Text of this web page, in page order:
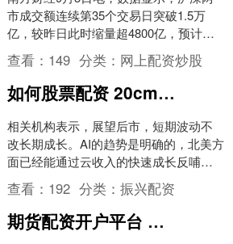
市成交额连续第35个交易日突破1.5万
亿，较昨日此时缩量超4800亿，预计全
天成交金额超2.3万亿。....
查看： 149 分类： 网上配资炒股
如何股票配资 20cm速递丨创业板人工智能ETF（159388）连续5日迎资金净流入超1.3亿元，资金积极把握回调布局机会
相关机构表示，展望后市，短期波动不
改长期成长。AI的趋势是明确的，北美方
面已经能通过云收入的快速成长反哺算
力基建，形成正向循环。国内方面，近
期云厂商也显示出这一....
查看： 192 分类：振兴配资
期货配资开户平台 澳洲股市S&P/ASX 200指数下跌1.77%至8742.7点，创8月5日以来新低